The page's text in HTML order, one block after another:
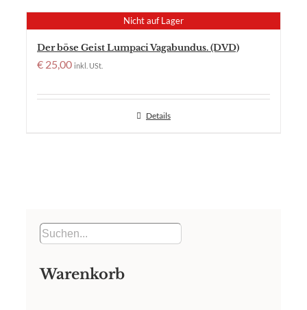
Nicht auf Lager
Der böse Geist Lumpaci Vagabundus. (DVD)
€ 25,00 inkl. USt.
Details
Warenkorb